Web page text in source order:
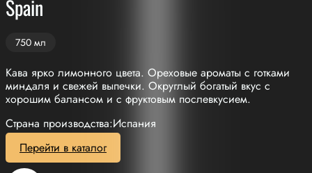
Spain
750 мл
Кава ярко лимонного цвета. Ореховые ароматы с готками
миндаля и свежей выпечки. Округлый богатый вкус с
хорошим балансом и с фруктовым послевкусием.
Страна производства:Испания
Перейти в каталог